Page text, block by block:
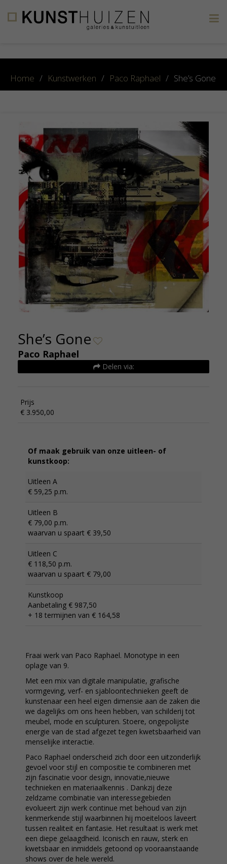
Home / Kunstwerken / Paco Raphael / She’s Gone
She’s Gone
Paco Raphael
Delen via:
Prijs
€ 3.950,00
Of maak gebruik van onze uitleen- of
kunstkoop:
Uitleen A
€ 59,25 p.m.
Uitleen B
€ 79,00 p.m.
waarvan u spaart € 39,50
Uitleen C
€ 118,50 p.m.
waarvan u spaart € 79,00
Kunstkoop
Aanbetaling € 987,50
+ 18 termijnen van € 164,58
Fraai werk van Paco Raphael. Monotype in een
oplage van 9.
Met een mix van digitale manipulatie, grafische
vormgeving, verf- en sjabloontechnieken geeft de
kunstenaar een heel eigen dimensie aan de zaken die
we dagelijks om ons heen hebben, van schilderij tot
meubel, mode en sculpturen. Stoere, ongepolijste
energie van de stad afgezet tegen kwetsbaarheid van
menselijke interactie.
Paco Raphael onderscheid zich door een uitzonderlijk
gevoel voor stijl en compositie te combineren met
zijn fascinatie voor design, innovatie,nieuwe
technieken en materiaalkennis . Dankzij deze
zeldzame combinatie van interessegebieden
evolueert zijn werk continue met behoud van zijn
kenmerkende stijl waarbinnen hij moeiteloos laveert
tussen realiteit en fantasie. Het resultaat is werk met
een diepe gelaagdheid. Iconisch en rauw, sterk en
kwetsbaar en inmiddels getoond op vooraanstaande
shows over de hele wereld.